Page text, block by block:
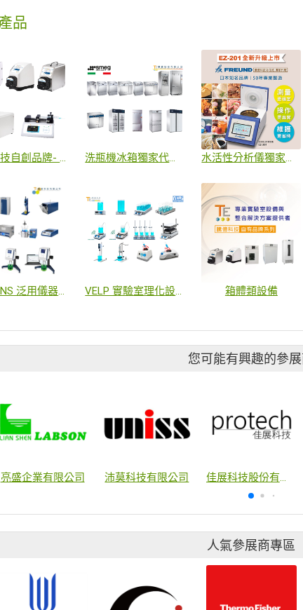
品
騰億科技自創品牌- TEPUMP 洗瓶機冰箱獨家代理SMEG 水活性分析儀獨家代理FREUND
WIGGENS 泛用儀器設備代理 VELP 實驗室理化設備系列 箱體類設備
您可能有興趣的參
亮盛企業有限公司 沛莫科技有限公司 佳展科技股份有限公司
人氣參展商專區